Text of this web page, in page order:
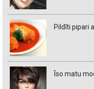
Pildīti pipari
Īso matu